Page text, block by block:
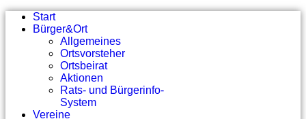
Start
Bürger&Ort
Allgemeines
Ortsvorsteher
Ortsbeirat
Aktionen
Rats- und Bürgerinfo-
System
Vereine